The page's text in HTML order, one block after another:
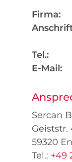
Firma:
Tel.:
E-Mail:
Sercan
Geiststr.
59320
Tel.: +49